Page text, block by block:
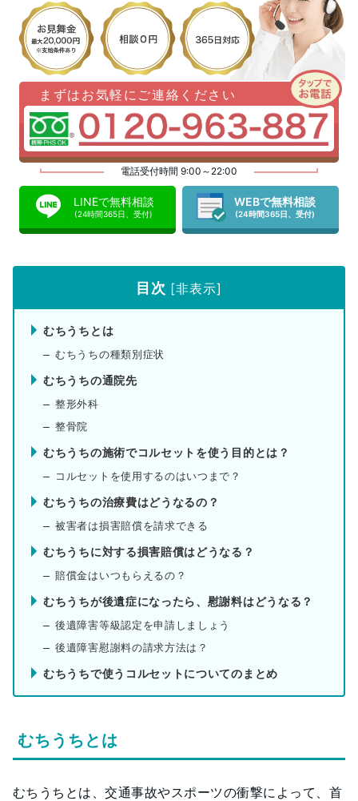
まずはお気軽にご連絡ください
電話受付時間 9:00～22:00
LINEで無料相談
(24時間365日、受付)
WEBで無料相談
(24時間365日、受付)
目次 [非表示]
むちうちとは
むちうちの種類別症状
むちうちの通院先
整形外科
整骨院
むちうちの施術でコルセットを使う目的とは？
コルセットを使用するのはいつまで？
むちうちの治療費はどうなるの？
被害者は損害賠償を請求できる
むちうちに対する損害賠償はどうなる？
賠償金はいつもらえるの？
むちうちが後遺症になったら、慰謝料はどうなる？
後遺障害等級認定を申請しましょう
後遺障害慰謝料の請求方法は？
むちうちで使うコルセットについてのまとめ
むちうちとは
むちうちとは、交通事故やスポーツの衝撃によって、首